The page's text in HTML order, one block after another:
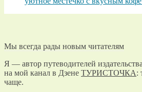
Мы всегда рады новым читателям
Я — автор путеводителей
на мой канал в Дзене ТУРИСТОЧКА:
чаще.